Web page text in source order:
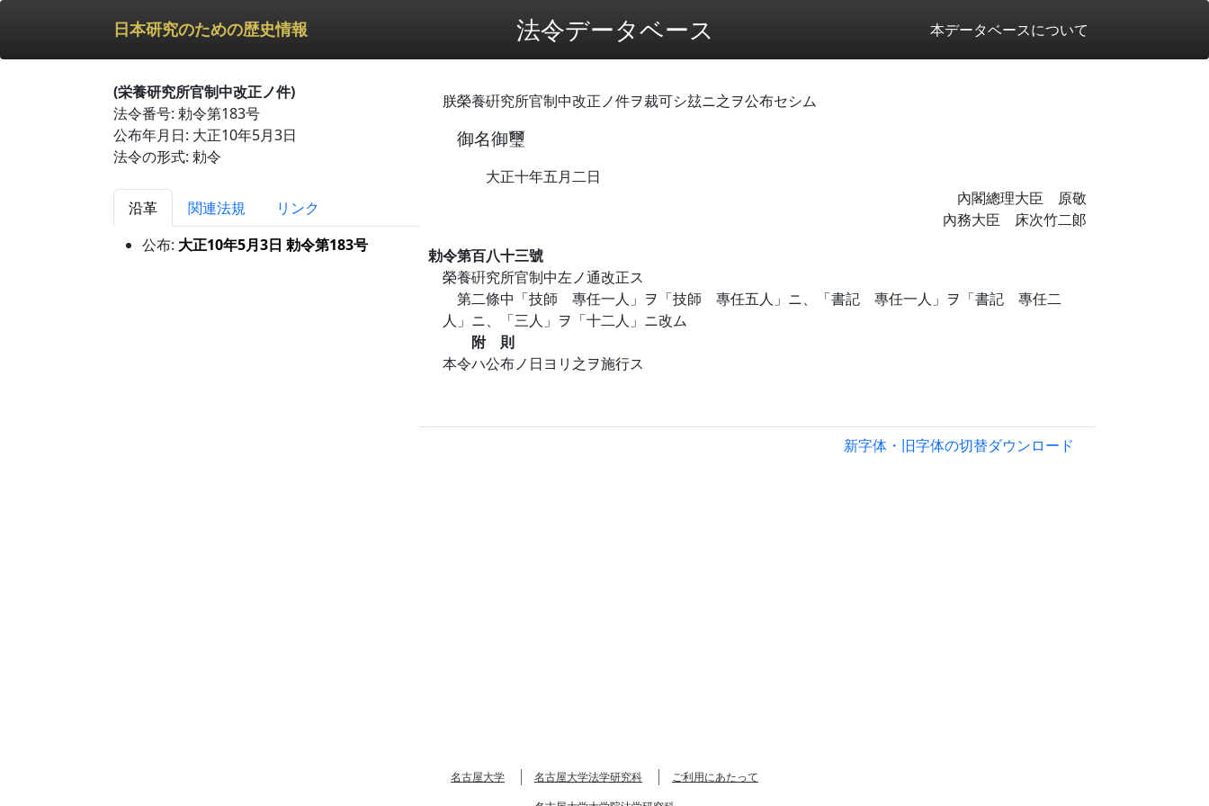
日本研究のための歴史情報 法令データベース 本データベースについて
(栄養研究所官制中改正ノ件)
法令番号: 勅令第183号
公布年月日: 大正10年5月3日
法令の形式: 勅令
沿革 関連法規
リンク
公布: 大正10年5月3日 勅令第183号
朕榮養硏究所官制中改正ノ件ヲ裁可シ玆ニ之ヲ公布セシム
御名御璽
大正十年五月二日
內閣總理大臣 原敬
內務大臣 床次竹二郞
勅令第百八十三號
榮養硏究所官制中左ノ通改正ス
第二條中「技師 專任一人」ヲ「技師 專任五人」ニ、「書記 專任一人」ヲ「書記 專任二
人」ニ、「三人」ヲ「十二人」ニ改ム
附 則
本令ハ公布ノ日ヨリ之ヲ施行ス
新字体・旧字体の切替ダウンロード
名古屋大学 名古屋大学法学研究科
ご利用にあたって